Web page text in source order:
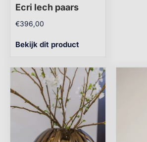
Ecri lech paars
€396,00
Bekijk dit product